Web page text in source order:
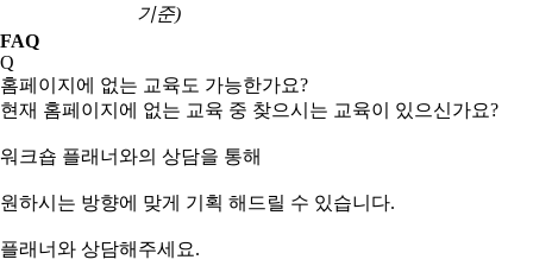
기준)
FAQ
Q
홈페이지에 없는 교육도 가능한가요?
현재 홈페이지에 없는 교육 중 찾으시는 교육이 있으신가요?
워크숍 플래너와의 상담을 통해
원하시는 방향에 맞게 기획 해드릴 수 있습니다.
플래너와 상담해주세요.